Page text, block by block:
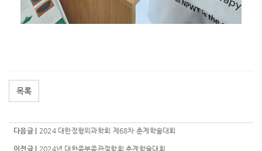
목록
다음글 | 2024 대한정형외과학회 제68차 춘계학술대회
이전글 | 2024년 대한족부족관절학회 춘계학술대회